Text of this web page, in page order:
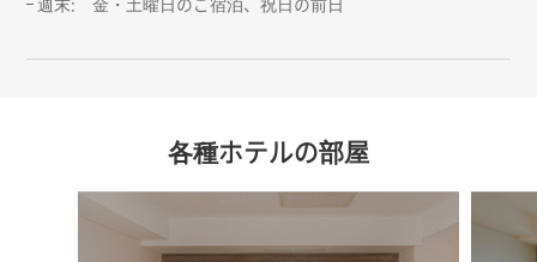
各種ホテルの部屋